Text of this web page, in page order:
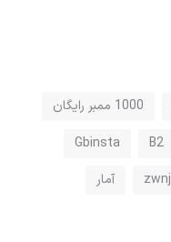
1000 ممبر رایگان
B2
Gbinsta
zwnj
آمار